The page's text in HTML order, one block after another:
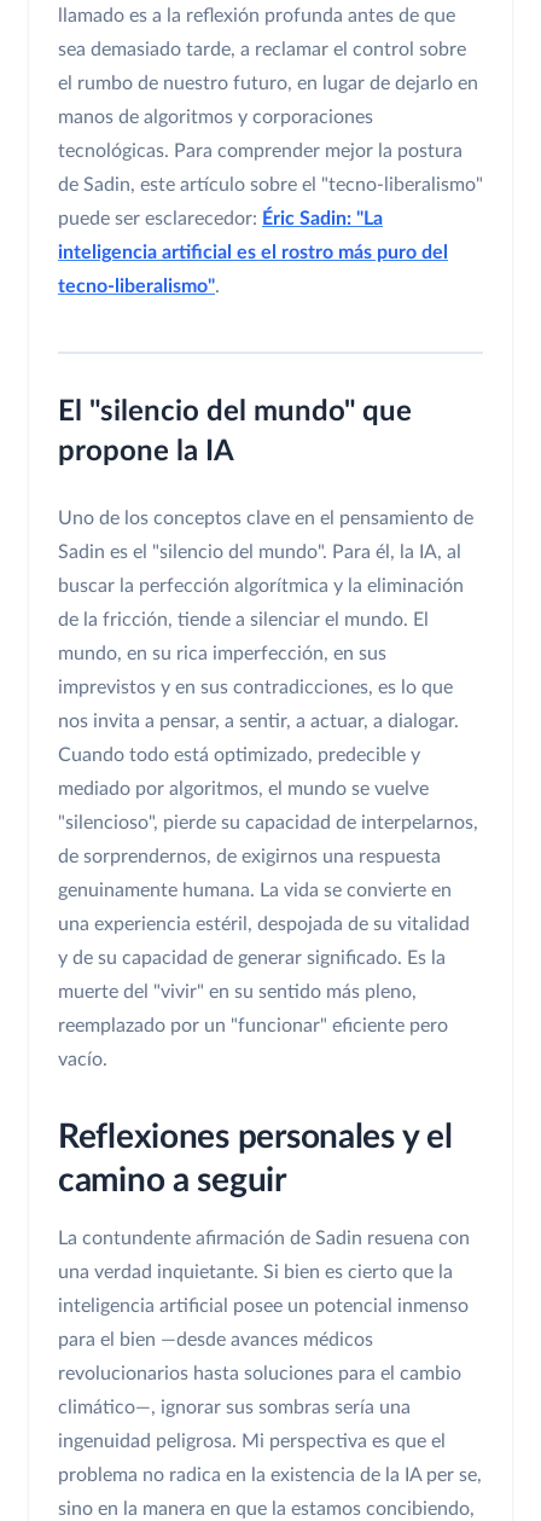
llamado es a la reflexión profunda antes de que
sea demasiado tarde, a reclamar el control sobre
el rumbo de nuestro futuro, en lugar de dejarlo en
manos de algoritmos y corporaciones
tecnológicas. Para comprender mejor la postura
de Sadin, este artículo sobre el "tecno-liberalismo"
puede ser esclarecedor: Éric Sadin: "La
inteligencia artificial es el rostro más puro del
tecno-liberalismo".
El "silencio del mundo" que
propone la IA
Uno de los conceptos clave en el pensamiento de
Sadin es el "silencio del mundo". Para él, la IA, al
buscar la perfección algorítmica y la eliminación
de la fricción, tiende a silenciar el mundo. El
mundo, en su rica imperfección, en sus
imprevistos y en sus contradicciones, es lo que
nos invita a pensar, a sentir, a actuar, a dialogar.
Cuando todo está optimizado, predecible y
mediado por algoritmos, el mundo se vuelve
"silencioso", pierde su capacidad de interpelarnos,
de sorprendernos, de exigirnos una respuesta
genuinamente humana. La vida se convierte en
una experiencia estéril, despojada de su vitalidad
y de su capacidad de generar significado. Es la
muerte del "vivir" en su sentido más pleno,
reemplazado por un "funcionar" eficiente pero
vacío.
Reflexiones personales y el
camino a seguir
La contundente afirmación de Sadin resuena con
una verdad inquietante. Si bien es cierto que la
inteligencia artificial posee un potencial inmenso
para el bien —desde avances médicos
revolucionarios hasta soluciones para el cambio
climático—, ignorar sus sombras sería una
ingenuidad peligrosa. Mi perspectiva es que el
problema no radica en la existencia de la IA per se,
sino en la manera en que la estamos concibiendo,